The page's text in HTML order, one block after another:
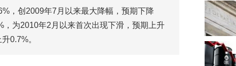
，创2009年7月以来最大降幅，预期下降
为2010年2月以来首次出现下滑，预期上升
0.7%。